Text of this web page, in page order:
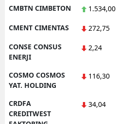
CMBTN CIMBETON 1.534,00
CMENT CIMENTAS 272,75
CONSE CONSUS
ENERJI
2,24
COSMO COSMOS
YAT. HOLDING
116,30
CRDFA
CREDITWEST
34,04